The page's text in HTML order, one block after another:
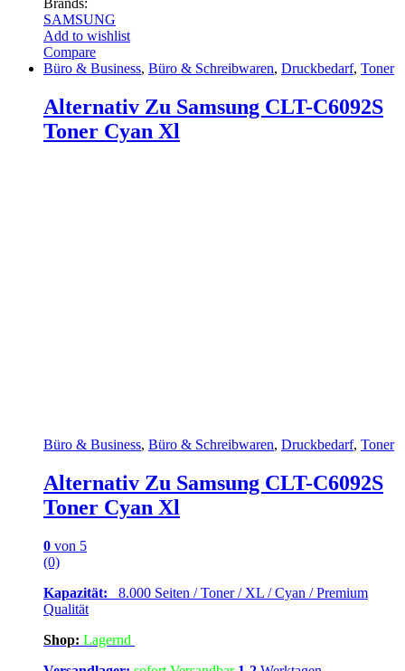
Brands:
SAMSUNG
Add to wishlist
Compare
Büro & Business, Büro & Schreibwaren, Druckbedarf, Toner
Alternativ Zu Samsung CLT-C6092S
Toner Cyan Xl
Büro & Business, Büro & Schreibwaren, Druckbedarf, Toner
Alternativ Zu Samsung CLT-C6092S
Toner Cyan Xl
0 von 5
(0)
Kapazität: 8.000 Seiten / Toner / XL / Cyan / Premium
Qualität
Shop: Lagernd